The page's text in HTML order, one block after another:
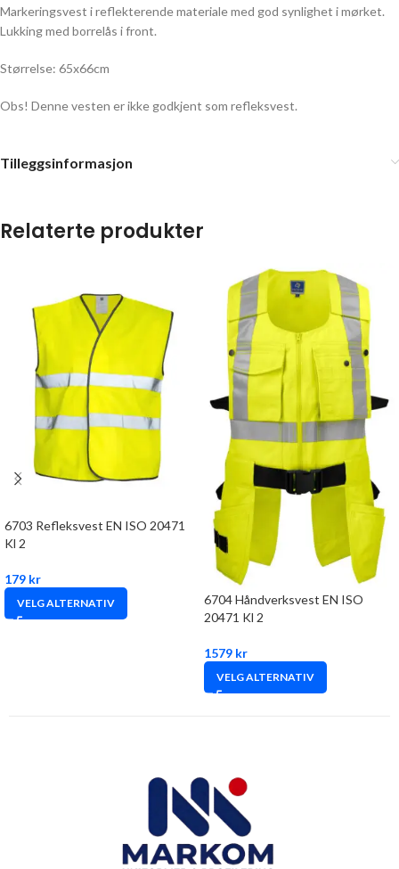
Markeringsvest i reflekterende materiale med god synlighet i mørket.
Lukking med borrelås i front.
Størrelse: 65x66cm
Obs! Denne vesten er ikke godkjent som refleksvest.
Tilleggsinformasjon
Relaterte produkter
6703 Refleksvest EN ISO 20471
Kl 2
179 kr
VELG ALTERNATIV
6704 Håndverksvest EN ISO
20471 Kl 2
1579 kr
VELG ALTERNATIV